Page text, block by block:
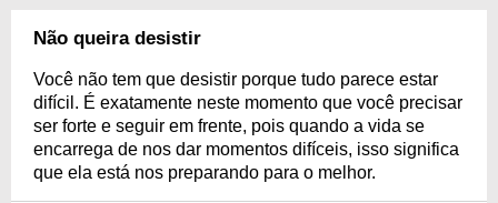
Não queira desistir
Você não tem que desistir porque tudo parece estar
difícil. É exatamente neste momento que você precisar
ser forte e seguir em frente, pois quando a vida se
encarrega de nos dar momentos difíceis, isso significa
que ela está nos preparando para o melhor.